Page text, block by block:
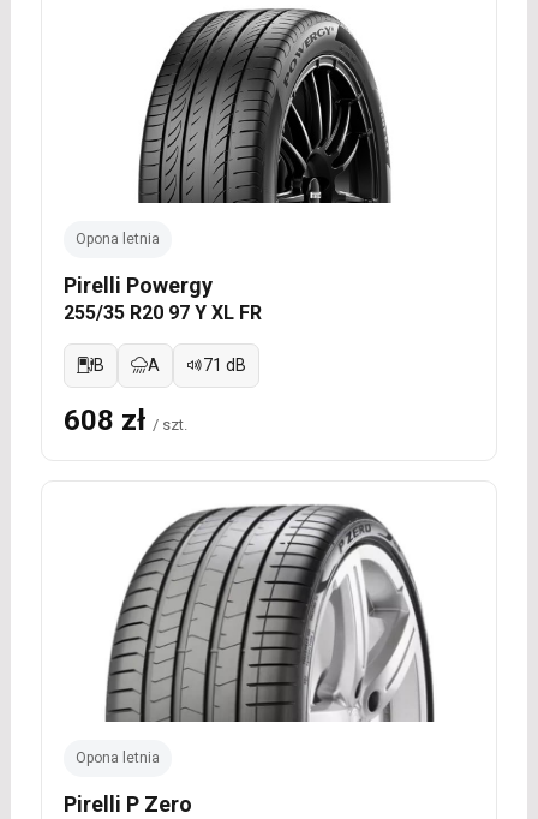
Opona letnia
Pirelli Powergy
255/35 R20 97 Y XL FR
B A 71 dB
608 zł / szt.
Opona letnia
Pirelli P Zero